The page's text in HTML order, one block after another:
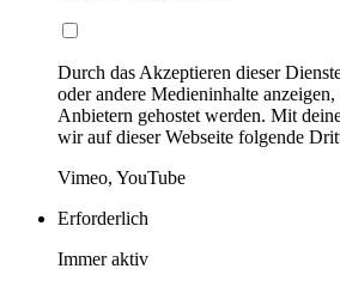
Durch das Akzeptieren dieser
oder andere Medieninhalte
Anbietern gehostet werden. Mit
wir auf dieser Webseite folgende
Vimeo, YouTube
Erforderlich
Immer aktiv